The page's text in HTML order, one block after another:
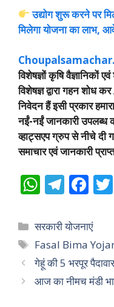
उद्योग शुरू करने पर
मिलेगा योजना का लाभ,
विशेषज्ञों कृषि वैज्ञानिकों
विशेषज्ञ द्वारा गहन
निवेदन हैं इसी प्रकार
नईं-नईं जानकारी उपलब्ध
व्हाट्सएप ग्रुप से नीचे
समाचार एवं जानकारी
W
h
at
s
A
p
T
el
e
gr
a
m
F
ac
e
b
o
o
Categories
सरकारी योजनाएं
Tags
Fasal Bima
गेहूं की 5 भरपूर
आज का नीमच मंडी